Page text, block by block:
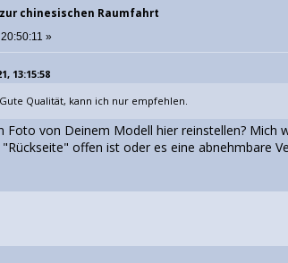
chinesischen Raumfahrt
»
13:15:58
Qualität, kann ich nur empfehlen.
Foto von Deinem Modell hier reinstellen? Mich
offen ist oder es eine abnehmbare